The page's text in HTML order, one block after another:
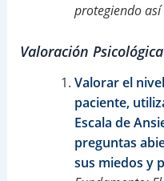
protegiendo
Valoración
Valorar el
paciente,
Escala de
preguntas
sus miedos y